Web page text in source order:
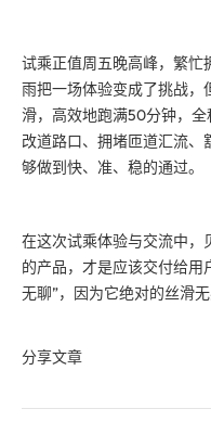
试乘正值周五晚高峰，繁忙
雨把一场体验变成了挑战，
滑，高效地跑满50分钟，
改道路口、拥堵匝道汇流
够做到快、准、稳的通过。
在这次试乘体验与交流中，
的产品，才是应该交付给用
无聊”，因为它绝对
分享文章